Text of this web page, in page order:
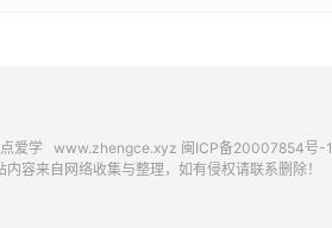
爱学 www.zhengce.xyz 闽ICP备20007854号-1
内容来自网络收集与整理，如有侵权请联系删除！